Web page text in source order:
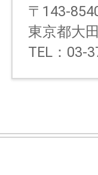
〒143-
東京都大
TEL：03-